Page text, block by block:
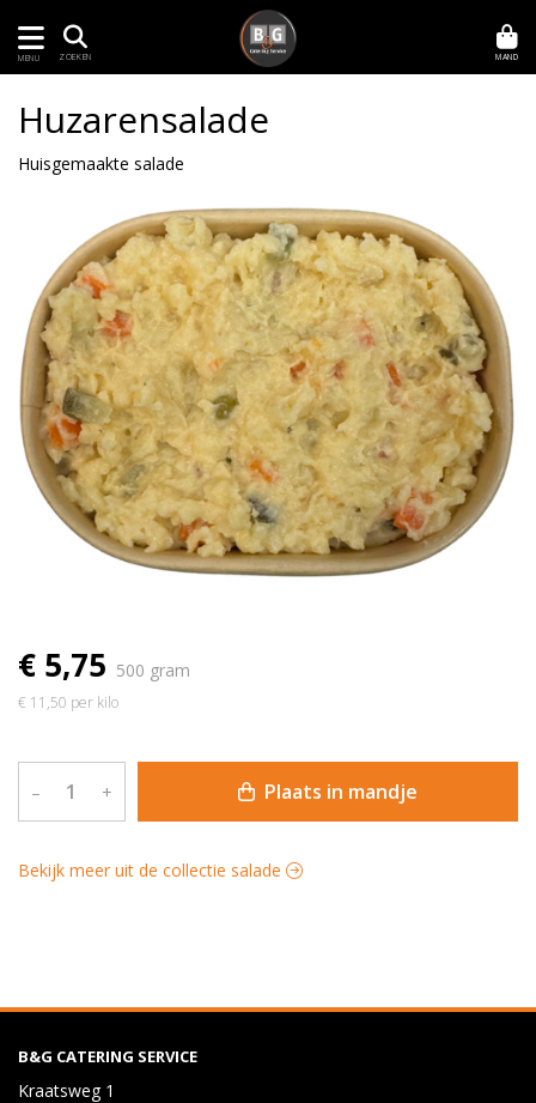
MENU ZOEKEN MAND
Huzarensalade
Huisgemaakte salade
€ 5,75 500 gram
€ 11,50 per kilo
– + Plaats in mandje
Bekijk meer uit de collectie salade
B&G CATERING SERVICE
Kraatsweg 1